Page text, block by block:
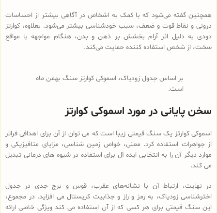
همچنین گفته می‌شود که با کمک به اشخاص در آگاهی بیشتر از احساسات
درونی و نقاط قوت و ضعف‌، سبب خودشناسی بیشتر می‌شود. بعلاوه، کوارتز
دودی به دلیل اثر آرام بخشش بر ذهن و بدن، هنگام مواجهه با مواقع
سخت، از شخص استفاده کننده حمایت می‌کند.
بر اساس جدول زودیاک، اسموکی کوارتز سنگ بهمن ماه
است.
سخن پایانی در مورد اسموکی کوارتز
اسموکی کوارتز یک سنگ قیمتی زیبا است که می توان از آن برای اهدافی فراتر
از جواهرات استفاده کرد. معنی، خواص زمین شناسی، مزایای متافیزیکی و
موارد دیگر آن را به انتخابی ایده آل برای استفاده در شیوه های درمانی تبدیل
می کند.
در نهایت، ارتباط آن با نشانه‌های عقرب، قوس و برج جدی در جدول
اخترشناسی زودیاک، به رمز و راز و جذابیت کریستال می افزاید. در مجموع،
این سنگ قیمتی برای هر کسی که از آن استفاده می کند ویژگی خاصی ارائه